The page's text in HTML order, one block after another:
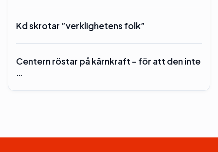
Kd skrotar ”verklighetens folk”
Centern röstar på kärnkraft – för att den inte
…